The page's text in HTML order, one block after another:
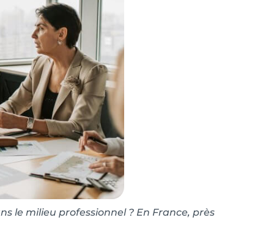
le milieu professionnel ? En France, près